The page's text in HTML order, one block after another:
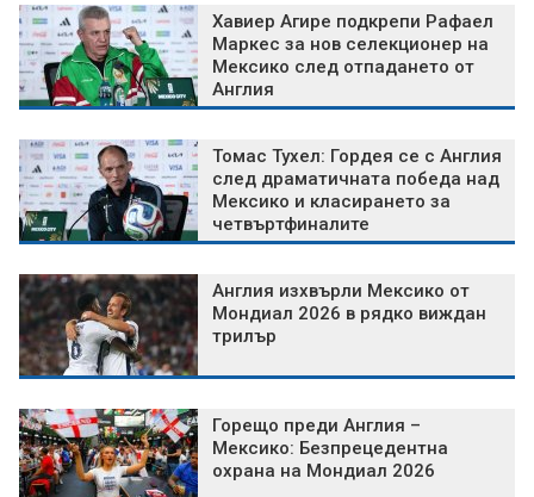
Хавиер Агире подкрепи Рафаел
Маркес за нов селекционер на
Мексико след отпадането от
Англия
Томас Тухел: Гордея се с Англия
след драматичната победа над
Мексико и класирането за
четвъртфиналите
Англия изхвърли Мексико от
Мондиал 2026 в рядко виждан
трилър
Горещо преди Англия –
Мексико: Безпрецедентна
охрана на Мондиал 2026